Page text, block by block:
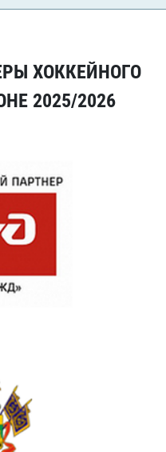
ХОККЕЙНОГО
2025/2026